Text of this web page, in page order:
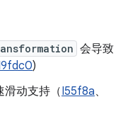
会导致
)
滑动支持（I55f8a、